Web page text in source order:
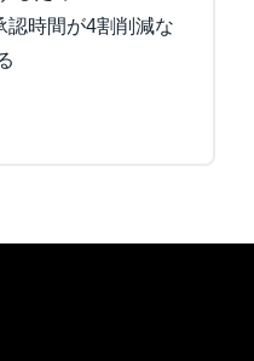
認時間が4割削減な